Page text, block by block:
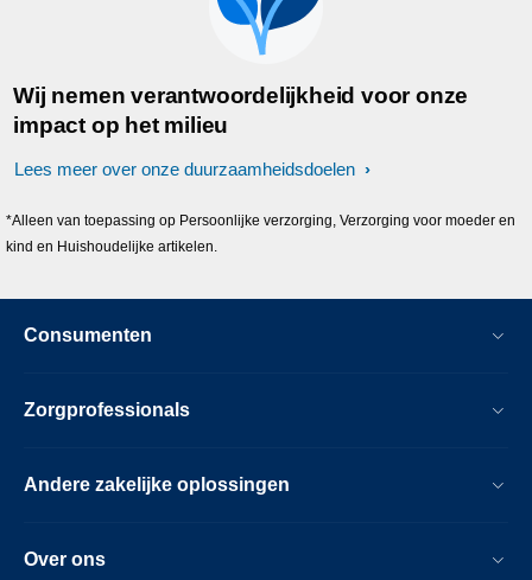
Wij nemen verantwoordelijkheid voor onze
impact op het milieu
Lees meer over onze duurzaamheidsdoelen
*Alleen van toepassing op Persoonlijke verzorging, Verzorging voor moeder en
kind en Huishoudelijke artikelen.
Consumenten
Zorgprofessionals
Andere zakelijke oplossingen
Over ons